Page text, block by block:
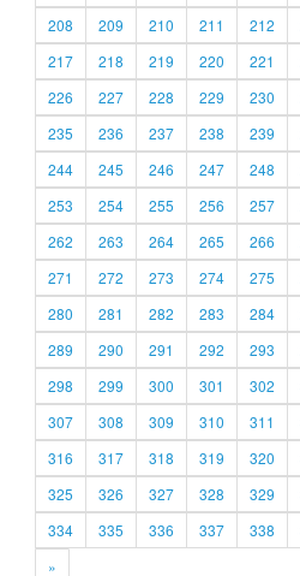
208
209 210 211 212
217
218 219 220 221
226
227 228 229 230
235
236 237 238 239
244
245 246 247 248
253
254 255 256 257
262
263 264 265 266
271
272 273 274 275
280
281 282 283 284
289
290 291 292 293
298
299 300 301 302
307
308 309 310 311
316
317 318 319 320
325
326 327 328 329
334
335 336 337 338
»